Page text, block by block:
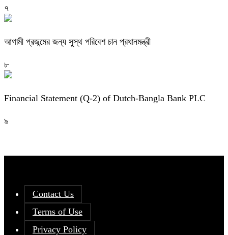
৭
আগামী প্রজন্মের জন্য সুস্থ পরিবেশ চান প্রধানমন্ত্রী
৮
Financial Statement (Q-2) of Dutch-Bangla Bank PLC
৯
Contact Us
Terms of Use
Privacy Policy